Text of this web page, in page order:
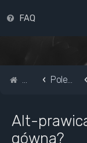
FAQ
Strona główna
Pole do popisu...
Alt-
gówna?